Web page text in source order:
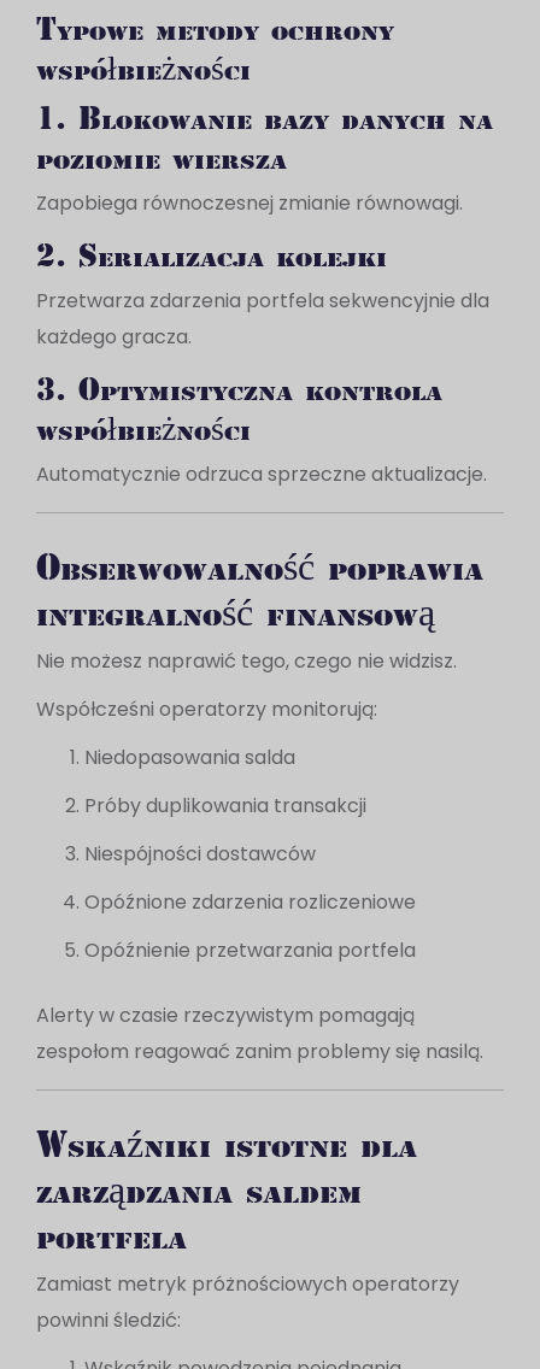
Typowe metody ochrony
współbieżności
1. Blokowanie bazy danych na
poziomie wiersza
Zapobiega równoczesnej zmianie równowagi.
2. Serializacja kolejki
Przetwarza zdarzenia portfela sekwencyjnie dla
każdego gracza.
3. Optymistyczna kontrola
współbieżności
Automatycznie odrzuca sprzeczne aktualizacje.
Obserwowalność poprawia
integralność finansową
Nie możesz naprawić tego, czego nie widzisz.
Współcześni operatorzy monitorują:
Niedopasowania salda
Próby duplikowania transakcji
Niespójności dostawców
Opóźnione zdarzenia rozliczeniowe
Opóźnienie przetwarzania portfela
Alerty w czasie rzeczywistym pomagają
zespołom reagować zanim problemy się nasilą.
Wskaźniki istotne dla
zarządzania saldem
portfela
Zamiast metryk próżnościowych operatorzy
powinni śledzić: